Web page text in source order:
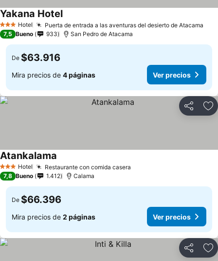
3 Estrellas
Hotel Puerta de entrada a las aventuras del desierto de Atacama
Yakana HotelVer precios
7,5 Bueno 933 San Pedro de Atacama
De $63.916
Mira precios de 4 páginas Ver precios
Compartir
3 Estrellas
Hotel Restaurante con comida casera
Atankalama
7,8 Bueno 1.412 Calama
De $66.396
Mira precios de 2 páginas Ver precios
Compartir